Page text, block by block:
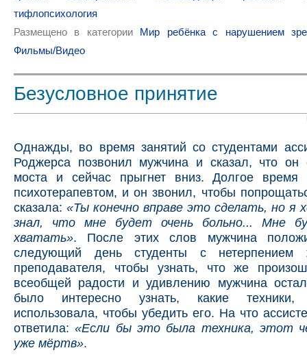
тифлопсихология
Размещено в категории Мир ребёнка с нарушением
Фильмы/Видео
Безусловное принятие
Однажды, во время занятий со студентами
Роджерса позвонил мужчина и сказал, что он
моста и сейчас прыгнет вниз. Долгое
психотерапевтом, и он звонил, чтобы
сказала: «Ты конечно вправе это сделать, но я
знал, что мне будет очень больно... Мне
хватать». После этих слов мужчина
следующий день студенты с нетерпением
преподавателя, чтобы узнать, что же
всеобщей радости и удивлению мужчина
было интересно узнать, какие
использовала, чтобы убедить его. На что
ответила:«Если бы это была техника, этот
уже мёртв».